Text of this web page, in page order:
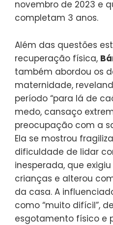
novembro de 2023 e
completam 3 anos.
Além das questões
recuperação física,
também abordou os
maternidade,
período “para lá de
medo, cansaço
preocupação com a
Ela se mostrou
dificuldade de lidar
inesperada, que
crianças e alterou
da casa. A
como “muito difícil”,
esgotamento físico e